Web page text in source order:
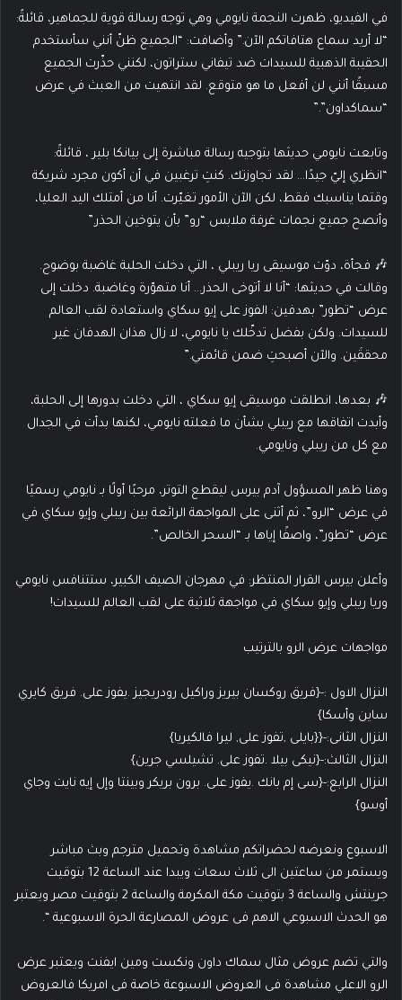
في الفيديو، ظهرت النجمة نايومي وهي توجه رسالة قوية للجماهير، قائلةً:
“لا أريد سماع هتافاتكم الآن.” وأضافت: “الجميع ظنّ أنني سأستخدم
الحقيبة الذهبية للسيدات ضد تيفاني ستراتون، لكنني حذّرت الجميع
مسبقًا أنني لن أفعل ما هو متوقع. لقد انتهيت من العبث في عرض
“سماكداون”.”
وتابعت نايومي حديثها بتوجيه رسالة مباشرة إلى بيانكا بلير ، قائلةً:
“انظري إليّ جيدًا… لقد تجاوزتك. كنتِ ترغبين في أن أكون مجرد شريكة
وقتما يناسبك فقط، لكن الآن الأمور تغيّرت. أنا من أمتلك اليد العليا،
وأنصح جميع نجمات غرفة ملابس “رو” بأن يتوخين الحذر.”
🎶 فجأة، دوّت موسيقى ريا ريبلي ، التي دخلت الحلبة غاضبة بوضوح.
وقالت في حديثها: “أنا لا أتوخى الحذر… أنا متهوّرة وغاضبة. دخلت إلى
عرض “تطور” بهدفين: الفوز على إيو سكاي واستعادة لقب العالم
للسيدات. ولكن بفضل تدخّلك يا نايومي، لا زال هذان الهدفان غير
محققَين. والآن أصبحتِ ضمن قائمتي.”
🎶 بعدها، انطلقت موسيقى إيو سكاي ، التي دخلت بدورها إلى الحلبة،
وأبدت اتفاقها مع ريبلي بشأن ما فعلته نايومي، لكنها بدأت في الجدال
مع كل من ريبلي ونايومي.
وهنا ظهر المسؤول آدم بيرس ليقطع التوتر، مرحبًا أولًا بـ نايومي رسميًا
في عرض “الرو”، ثم أثنى على المواجهة الرائعة بين ريبلي وإيو سكاي في
عرض “تطور”، واصفًا إياها بـ “السحر الخالص”.
وأعلن بيرس القرار المنتظر: في مهرجان الصيف الكبير، ستتنافس نايومي
وريا ريبلي وإيو سكاي في مواجهة ثلاثية على لقب العالم للسيدات!
مواجهات عرض الرو بالترتيب
النزال الاول :-{فريق روكسان بيريز وراكيل رودريجيز .يفوز على. فريق كايري
ساين وأسكا}
النزال الثانى:-{{بايلى ,تفوز على, ليرا فالكيريا}
النزال الثالث:-{نيكى بيلا .تفوز على. تشيلسي جرين}
النزال الرابع:-{سى إم بانك .يفوز على. برون بريكر وبينتا وإل إيه نايت وجاي
أوسو}
الاسبوع ونعرضه لحضراتكم مشاهدة وتحميل مترجم وبث مباشر
ويستمر من ساعتين الى ثلاث سعات ويبدا عند الساعة 12 بتوقيت
جرينتش والساعة 3 بتوقيت مكة المكرمة والساعة 2 بتوقيت مصر ويعتبر
هو الحدث الاسبوعي الاهم فى عروض المصارعة الحرة الاسبوعية “.
والتي تضم عروض مثال سماك داون ونكست ومين ايفنت ويعتبر عرض
الرو الاعلي مشاهدة فى العروض الاسبوعة خاصة فى امريكا فالعروض